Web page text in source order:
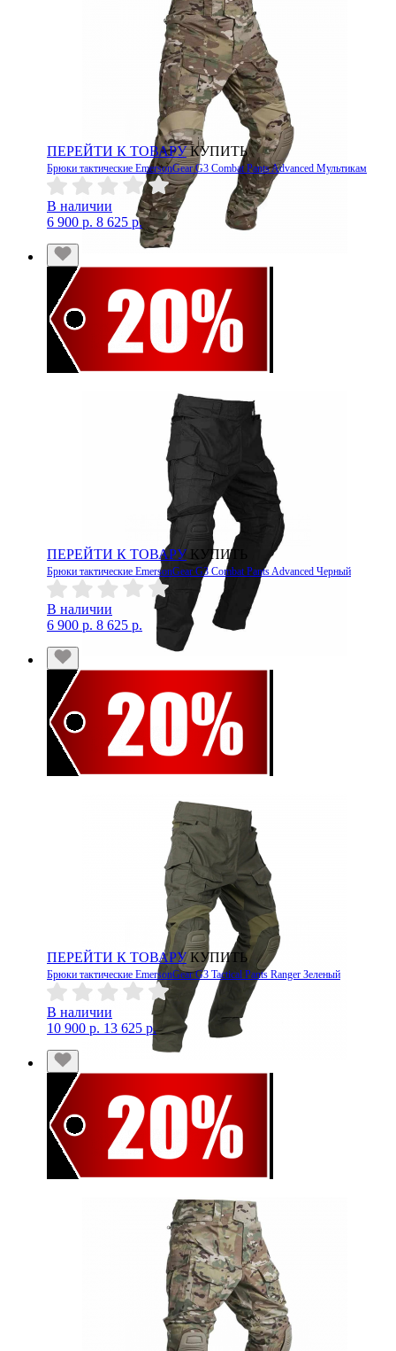
ПЕРЕЙТИ К ТОВАРУ КУПИТЬ
Брюки тактические EmersonGear G3 Combat Pants Advanced Мультикам
В наличии
6 900 р. 8 625 р.
ПЕРЕЙТИ К ТОВАРУ КУПИТЬ
Брюки тактические EmersonGear G3 Combat Pants Advanced Черный
В наличии
6 900 р. 8 625 р.
ПЕРЕЙТИ К ТОВАРУ КУПИТЬ
Брюки тактические EmersonGear G3 Tactical Pants Ranger Зеленый
В наличии
10 900 р. 13 625 р.